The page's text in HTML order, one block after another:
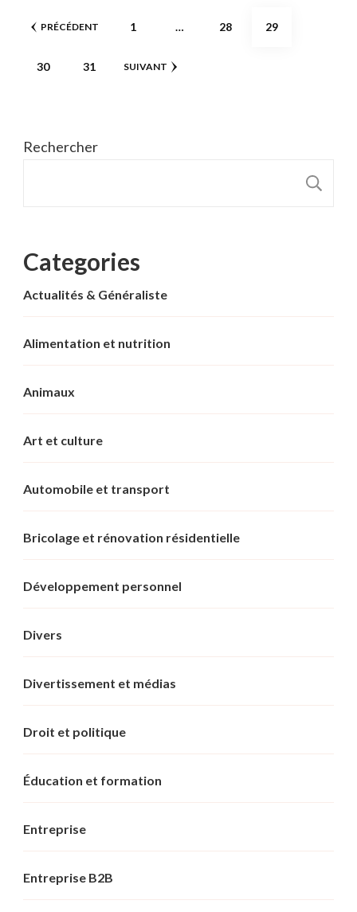
Pagination
publications
PRÉCÉDENT PAGE
1 … PAGE
28 PAGE
29
PAGE
30 PAGE
31 SUIVANT
Rechercher
Categories
Actualités & Généraliste
Alimentation et nutrition
Animaux
Art et culture
Automobile et transport
Bricolage et rénovation résidentielle
Développement personnel
Divers
Divertissement et médias
Droit et politique
Éducation et formation
Entreprise
Entreprise B2B